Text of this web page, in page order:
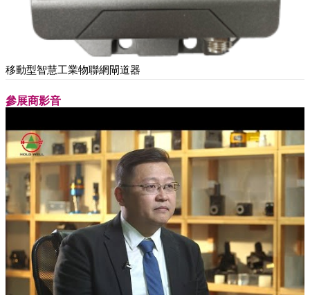
移動型智慧工業物聯網閘道器
參展商影音